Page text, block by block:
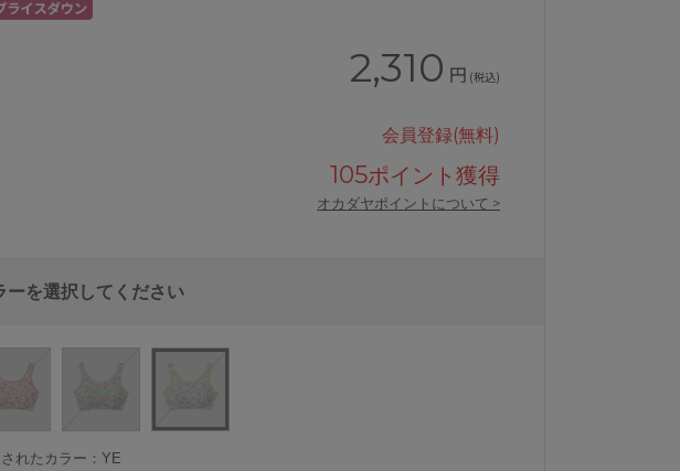
2,310 円 (税込)
会員登録(無料)
105ポイント獲得
オカダヤポイントについて >
ーを選択してください
れたカラー：YE